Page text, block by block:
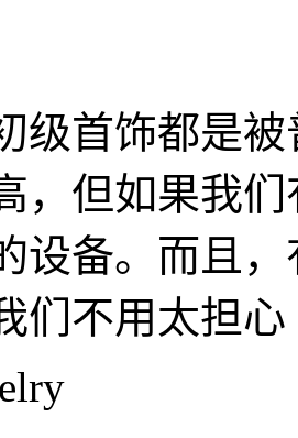
级首饰都是
，但如果我
设备。而且
们不用太担心